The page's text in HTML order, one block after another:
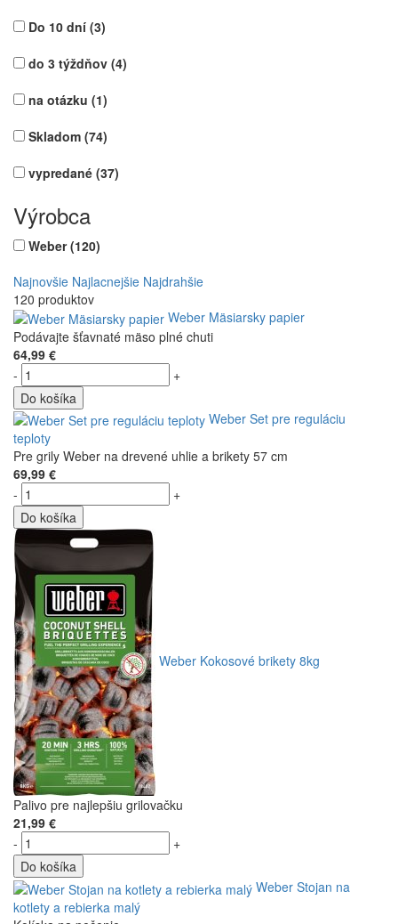
Do 10 dní (3)
do 3 týždňov (4)
na otázku (1)
Skladom (74)
vypredané (37)
Výrobca
Weber(120)
Najnovšie Najlacnejšie Najdrahšie
120 produktov
Weber Mäsiarsky papier
Podávajte šťavnaté mäso plné chuti
64,99 €
-
+
Do košíka
Weber Set pre reguláciu
teploty
Pre grily Weber na drevené uhlie a brikety 57 cm
69,99 €
-
+
Do košíka
Weber Kokosové brikety 8kg
Palivo pre najlepšiu grilovačku
21,99 €
-
+
Do košíka
Weber Stojan na
kotlety a rebierka malý